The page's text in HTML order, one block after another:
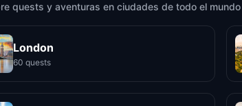
quests y aventuras en ciudades de todo el mundo
London
60 quests